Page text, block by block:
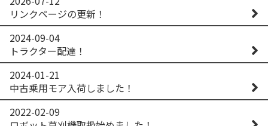
リンクページの更新！
2024-09-04
トラクター配達！
2024-01-21
中古乗用モア入荷しました！
2022-02-09